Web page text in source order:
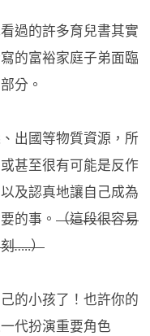
過的許多育兒書其實
的富裕家庭子弟面臨
分。
出國等物質資源，所
甚至很有可能是反作
及認真地讓自己成為
的事。 （這段很容易
…..）
的小孩了！也許你的
代扮演重要角色